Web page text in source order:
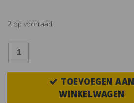
2 op voorraad
SPORTMAT
Gladiator
4
TOEVOEGEN AAN
WINKELWAGEN